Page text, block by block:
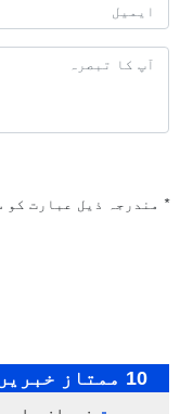
* مندرجہ ذیل عبارت کو
10 ممتاز خبریں